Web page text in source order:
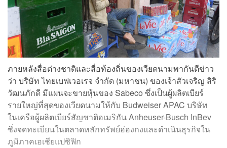
ภายหลังสื่อต่างชาติและสื่อท้องถิ่นของเวียดนามพากันตีข่าว
ว่า บริษัท ไทยเบฟเวอเรจ จำกัด (มหาชน) ของเจ้าสัวเจริญ สิริ
วัฒนภักดี มีแผนจะขายหุ้นของ Sabeco ซึ่งเป็นผู้ผลิตเบียร์
รายใหญ่ที่สุดของเวียดนามให้กับ Budweiser APAC บริษัท
ในเครือผู้ผลิตเบียร์สัญชาติอเมริกัน Anheuser-Busch InBev
ซึ่งจดทะเบียนในตลาดหลักทรัพย์ฮ่องกงและดำเนินธุรกิจใน
ภูมิภาคเอเชียแปซิฟิก